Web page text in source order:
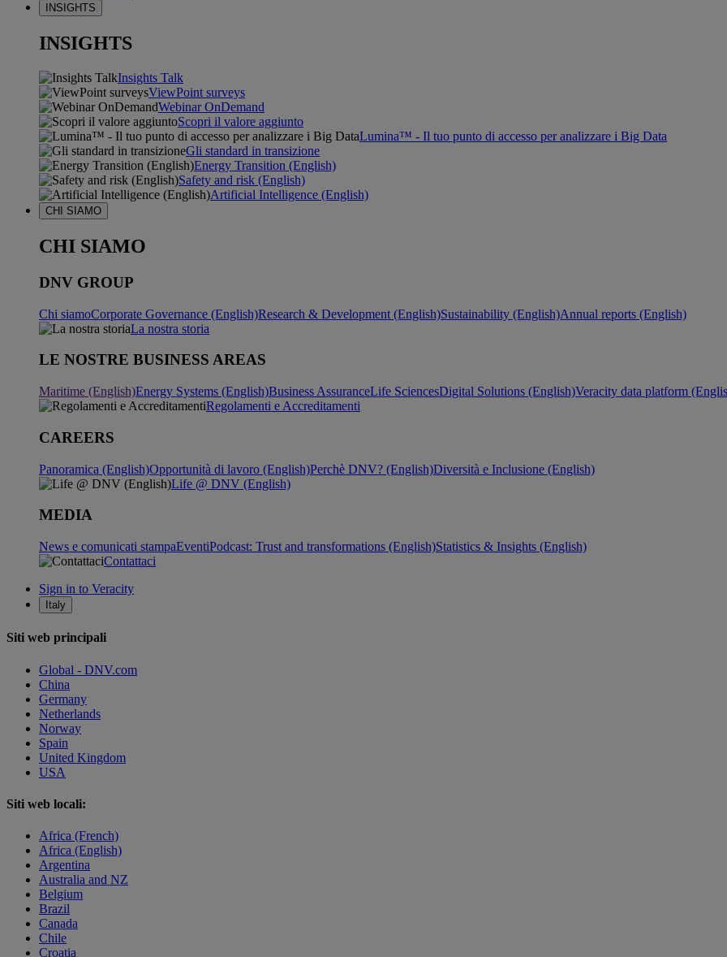
INSIGHTS
INSIGHTS
Insights Talk
ViewPoint surveys
Webinar OnDemand
Scopri il valore aggiunto
Lumina™ - Il tuo punto di accesso per analizzare i Big Data
Gli standard in transizione
Energy Transition (English)
Safety and risk (English)
Artificial Intelligence (English)
CHI SIAMO
CHI SIAMO
DNV GROUP
Chi siamoCorporate Governance (English)Research & Development (English)Sustainability (English)Annual reports (English)
La nostra storia
LE NOSTRE BUSINESS AREAS
Maritime (English)Energy Systems (English)Business AssuranceLife SciencesDigital Solutions (English)Veracity data platform
Regolamenti e Accreditamenti
CAREERS
Panoramica (English)Opportunità di lavoro (English)Perchè DNV? (English)Diversità e Inclusione (English)
Life @ DNV (English)
MEDIA
News e comunicati stampaEventiPodcast: Trust and transformations (English)Statistics & Insights (English)
Contattaci
Sign in to Veracity
Italy
Siti web principali
Global - DNV.com
China
Germany
Netherlands
Norway
Spain
United Kingdom
USA
Siti web locali:
Africa (French)
Africa (English)
Argentina
Australia and NZ
Belgium
Brazil
Canada
Chile
Croatia